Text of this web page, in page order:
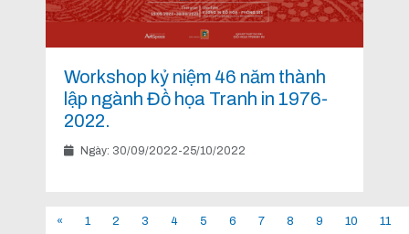
Workshop kỷ niệm 46 năm thành
lập ngành Đồ họa Tranh in 1976-
2022.
Ngày: 30/09/2022-25/10/2022
« 1 2 3 4 5 6 7 8 9 10 11